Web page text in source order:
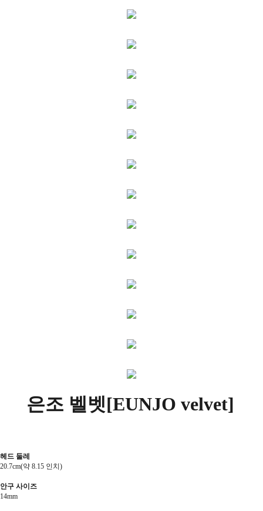
은조 벨벳[EUNJO velvet]
헤드 둘레
20.7cm(약 8.15 인치)
안구 사이즈
14mm